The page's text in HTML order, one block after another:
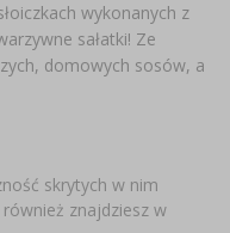
wykonanych z
sałatki! Ze
domowych sosów, a
skrytych w nim
znajdziesz w